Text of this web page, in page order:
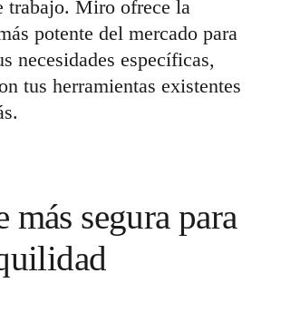
trabajo. Miro ofrece la
potente del mercado para
necesidades específicas,
tus herramientas existentes
más segura para